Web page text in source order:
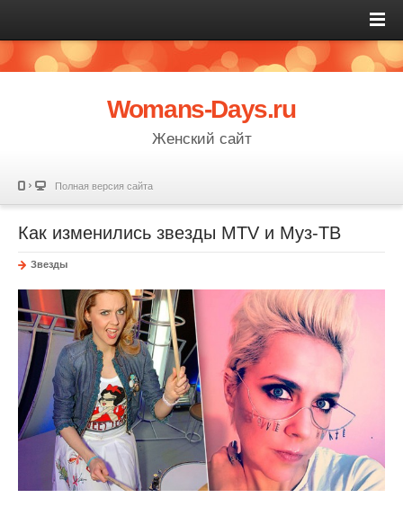
Womans-Days.ru
Женский сайт
Полная версия сайта
Как изменились звезды MTV и Муз-ТВ
Звезды